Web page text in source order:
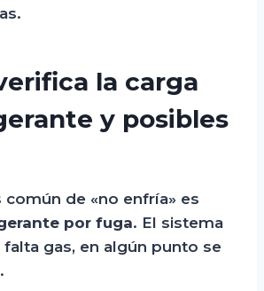
la carga
y posibles
común de «no enfría» es
por fuga. El sistema
falta gas, en algún punto se